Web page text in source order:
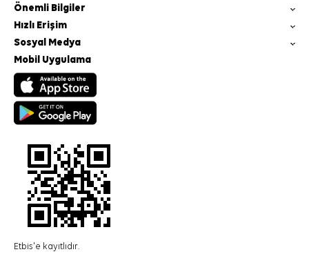
Önemli Bilgiler
Hızlı Erişim
Sosyal Medya
Mobil Uygulama
Etbis'e kayıtlıdır.